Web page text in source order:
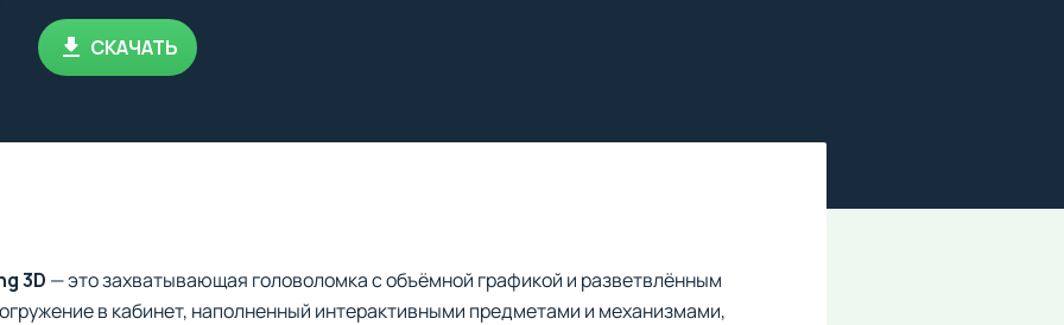
СКАЧАТЬ
3D — это захватывающая головоломка с объёмной графикой и разветвлённым
в кабинет, наполненный интерактивными предметами и механизмами,